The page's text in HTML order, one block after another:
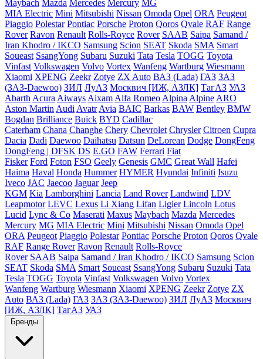
Maybach Mazda Mercedes Mercury MG
MIA Electric Mini Mitsubishi Nissan Omoda Opel ORA Peugeot
Piaggio Polestar Pontiac Porsche Proton Qoros Qvale RAF Range
Rover Ravon Renault Rolls-Royce Rover SAAB Saipa Samand /
Iran Khodro / IKCO Samsung Scion SEAT Skoda SMA Smart
Soueast SsangYong Subaru Suzuki Tata Tesla TOGG Toyota
Vinfast Volkswagen Volvo Vortex Wanfeng Wartburg Wiesmann
Xiaomi XPENG Zeekr Zotye ZX Auto ВАЗ (Lada) ГАЗ ЗАЗ
(ЗАЗ-Daewoo) ЗИЛ ЛуАЗ Москвич [ИЖ, АЗЛК] ТагАЗ УАЗ
Abarth Acura Aiways Aixam Alfa Romeo Alpina Alpine ARO
Aston Martin Audi Avatr Avia BAIC Barkas BAW Bentley BMW
Bogdan Brilliance Buick BYD Cadillac
Caterham Chana Changhe Chery Chevrolet Chrysler Citroen Cupra
Dacia Dadi Daewoo Daihatsu Datsun DeLorean Dodge DongFeng
DongFeng | DFSK DS E.GO FAW Ferrari Fiat
Fisker Ford Foton FSO Geely Genesis GMC Great Wall Hafei
Haima Haval Honda Hummer HYMER Hyundai Infiniti Isuzu
Iveco JAC Jaecoo Jaguar Jeep
KGM Kia Lamborghini Lancia Land Rover Landwind LDV
Leapmotor LEVC Lexus Li Xiang Lifan Ligier Lincoln Lotus
Lucid Lync & Co Maserati Maxus Maybach Mazda Mercedes
Mercury MG MIA Electric Mini Mitsubishi Nissan Omoda Opel
ORA Peugeot Piaggio Polestar Pontiac Porsche Proton Qoros Qvale
RAF Range Rover Ravon Renault Rolls-Royce
Rover SAAB Saipa Samand / Iran Khodro / IKCO Samsung Scion
SEAT Skoda SMA Smart Soueast SsangYong Subaru Suzuki Tata
Tesla TOGG Toyota Vinfast Volkswagen Volvo Vortex
Wanfeng Wartburg Wiesmann Xiaomi XPENG Zeekr Zotye ZX
Auto ВАЗ (Lada) ГАЗ ЗАЗ (ЗАЗ-Daewoo) ЗИЛ ЛуАЗ Москвич
[ИЖ, АЗЛК] ТагАЗ УАЗ
Бренды